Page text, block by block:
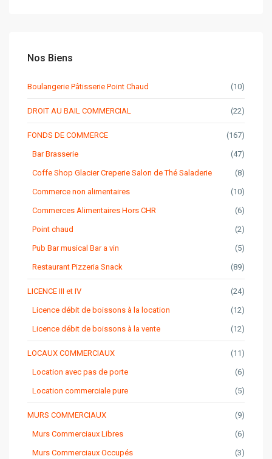
Nos Biens
Boulangerie Pâtisserie Point Chaud (10)
DROIT AU BAIL COMMERCIAL (22)
FONDS DE COMMERCE (167)
Bar Brasserie (47)
Coffe Shop Glacier Creperie Salon de Thé Saladerie (8)
Commerce non alimentaires (10)
Commerces Alimentaires Hors CHR (6)
Point chaud (2)
Pub Bar musical Bar a vin (5)
Restaurant Pizzeria Snack (89)
LICENCE III et IV (24)
Licence débit de boissons à la location (12)
Licence débit de boissons à la vente (12)
LOCAUX COMMERCIAUX (11)
Location avec pas de porte (6)
Location commerciale pure (5)
MURS COMMERCIAUX (9)
Murs Commerciaux Libres (6)
Murs Commerciaux Occupés (3)